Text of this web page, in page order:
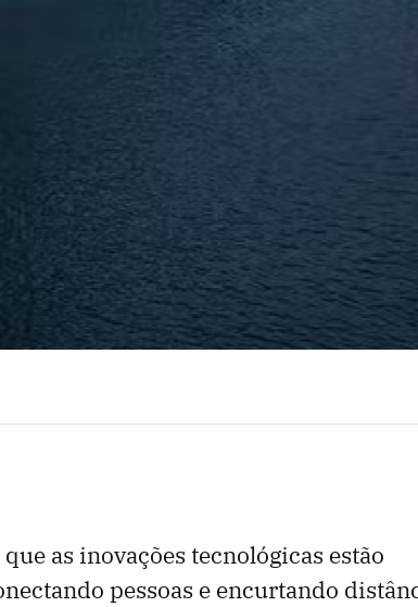
as inovações tecnológicas estão
pessoas e encurtando